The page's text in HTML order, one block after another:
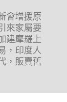
會增援原
來家屬要
建摩羅上
，印度人
，販賣舊